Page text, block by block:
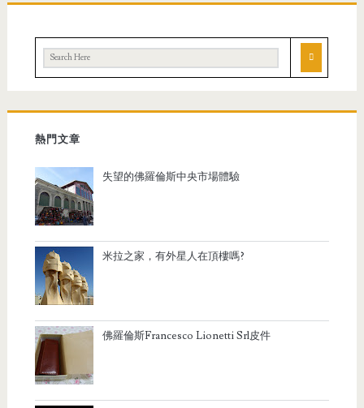
熱門文章
失望的佛羅倫斯中央市場體驗
米拉之家，有外星人在頂樓嗎?
佛羅倫斯Francesco Lionetti Srl皮件